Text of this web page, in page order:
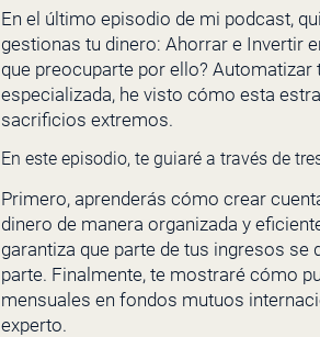
En el último episodio de mi podcast,
gestionas tu dinero: Ahorrar e Invertir
que preocuparte por ello?
especializada, he visto cómo esta
sacrificios extremos.
En este episodio, te guiaré a través de
Primero, aprenderás cómo crear
dinero de manera organizada y
garantiza que parte de tus ingresos
parte. Finalmente, te mostraré cómo
mensuales en fondos mutuos
experto.